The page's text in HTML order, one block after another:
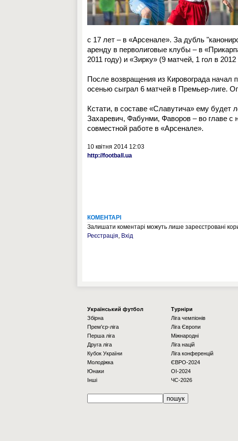
с 17 лет – в «Арсенале». За дубль
аренду в перволиговые клубы – в
2011 году) и «Зирку» (9 матчей, 1 гол в 2012
После возвращения из Кировограда
осенью сыграл 6 матчей в Премьер-лиге.
Кстати, в составе «Славутича» ему будет
Захаревич, Фабунми, Фаворов – во главе
совместной работе в «Арсенале».
10 квітня 2014 12:03
http://football.ua
КОМЕНТАРІ
Залишати коментарі можуть лише зареєстровані
Реєстрація, Вхід
Українcький футбол
Збірна
Прем'єр-ліга
Перша ліга
Друга ліга
Кубок України
Молодіжка
Юнаки
Інші
Турніри
Ліга чемпіонів
Ліга Європи
Міжнародні
Ліга націй
Ліга конференцій
ЄВРО-2024
OI-2024
ЧС-2026